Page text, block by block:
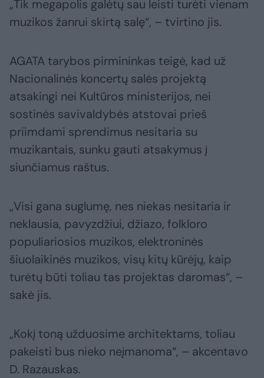
„Tik megapolis galėtų sau leisti turėti vienam
muzikos žanrui skirtą salę“, – tvirtino jis.
AGATA tarybos pirmininkas teigė, kad už
Nacionalinės koncertų salės projektą
atsakingi nei Kultūros ministerijos, nei
sostinės savivaldybės atstovai prieš
priimdami sprendimus nesitaria su
muzikantais, sunku gauti atsakymus į
siunčiamus raštus.
„Visi gana suglumę, nes niekas nesitaria ir
neklausia, pavyzdžiui, džiazo, folkloro
populiariosios muzikos, elektroninės
šiuolaikinės muzikos, visų kitų kūrėjų, kaip
turėtų būti toliau tas projektas daromas“, –
sakė jis.
„Kokį toną užduosime architektams, toliau
pakeisti bus nieko neįmanoma“, – akcentavo
D. Razauskas.